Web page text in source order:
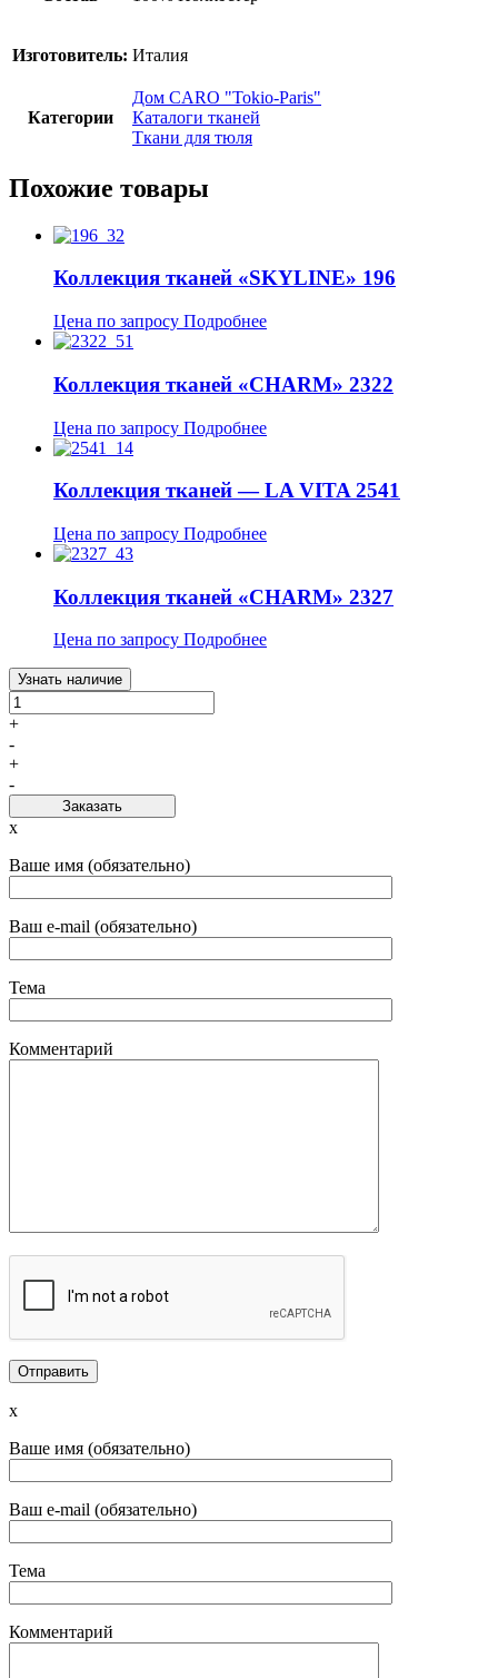
Изготовитель: Италия
Категории
Дом CARO "Tokio-Paris"
Каталоги тканей
Ткани для тюля
Похожие товары
Коллекция тканей «SKYLINE» 196
Цена по запросу Подробнее
Коллекция тканей «CHARM» 2322
Цена по запросу Подробнее
Коллекция тканей — LA VITA 2541
Цена по запросу Подробнее
Коллекция тканей «CHARM» 2327
Цена по запросу Подробнее
Узнать наличие
+
-
+
-
Заказать
x
Ваше имя (обязательно)
Ваш e-mail (обязательно)
Тема
Комментарий
x
Ваше имя (обязательно)
Ваш e-mail (обязательно)
Тема
Комментарий